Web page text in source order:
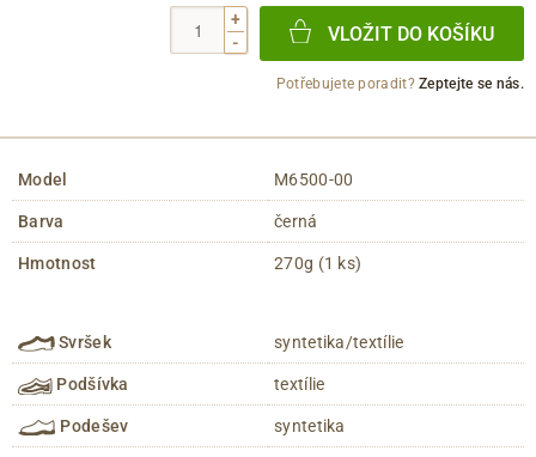
+
-
VLOŽIT DO KOŠÍKU
Potřebujete poradit?Zeptejte se nás.
Model M6500-00
Barva černá
Hmotnost 270g (1 ks)
Svršek syntetika/textílie
Podšívka textílie
Podešev syntetika